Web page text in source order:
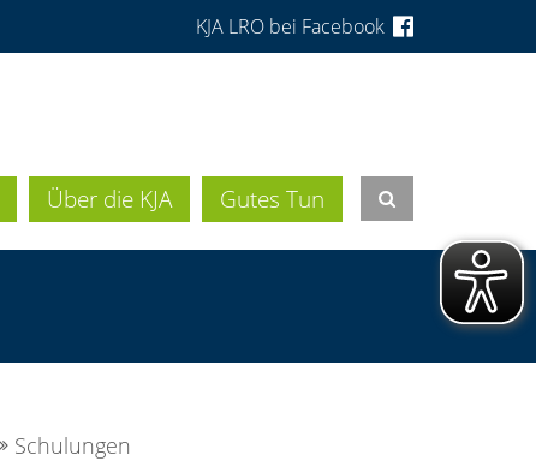
KJA LRO bei Facebook
Über die KJA Gutes Tun
Schulungen